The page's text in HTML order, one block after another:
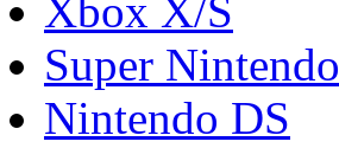
Xbox X/S
Super Nintendo
Nintendo DS